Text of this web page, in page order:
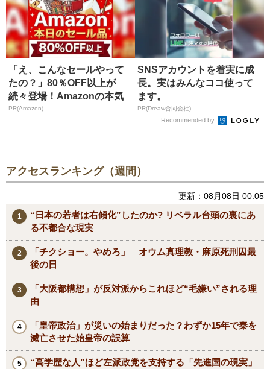
「え、こんなセールやって
たの？」80％OFF以上が
続々登場！Amazonの本気
が...
PR(Amazon)
SNSアカウントを着実に成
長。実はみんなココ使って
ます。
PR(Dreaw合同会社)
Recommended by
アクセスランキング（週間）
更新：08月08日 00:05
“日本の若者は右傾化”したのか? リベラル台頭の裏にあ
る不都合な現実
「チクショー。やめろ」 オウム真理教・麻原死刑囚最
後の日
「大阪都構想」が反対派からこれほど“毛嫌い”される理
由
「皇帝政治」が災いの始まりだった？わずか15年で秦を
滅亡させた始皇帝の誤算
“高学歴な人”ほど左派政党を支持する「先進国の現実」